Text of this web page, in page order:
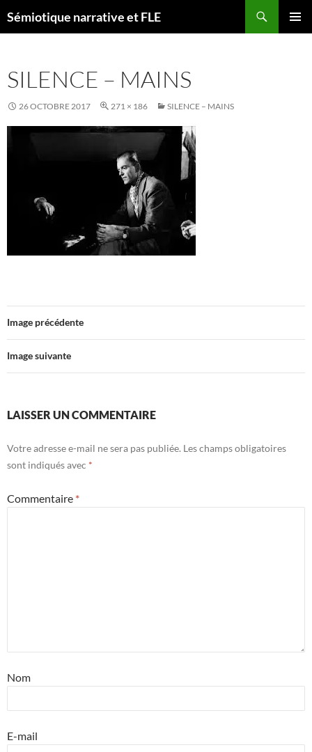
auSémiotique narrative et FLE
SILENCE – MAINS
26 OCTOBRE 2017 271 × 186 SILENCE – MAINS
Image précédente
Image suivante
LAISSER UN COMMENTAIRE
Votre adresse e-mail ne sera pas publiée. Les champs obligatoires
sont indiqués avec *
Commentaire *
Nom
E-mail